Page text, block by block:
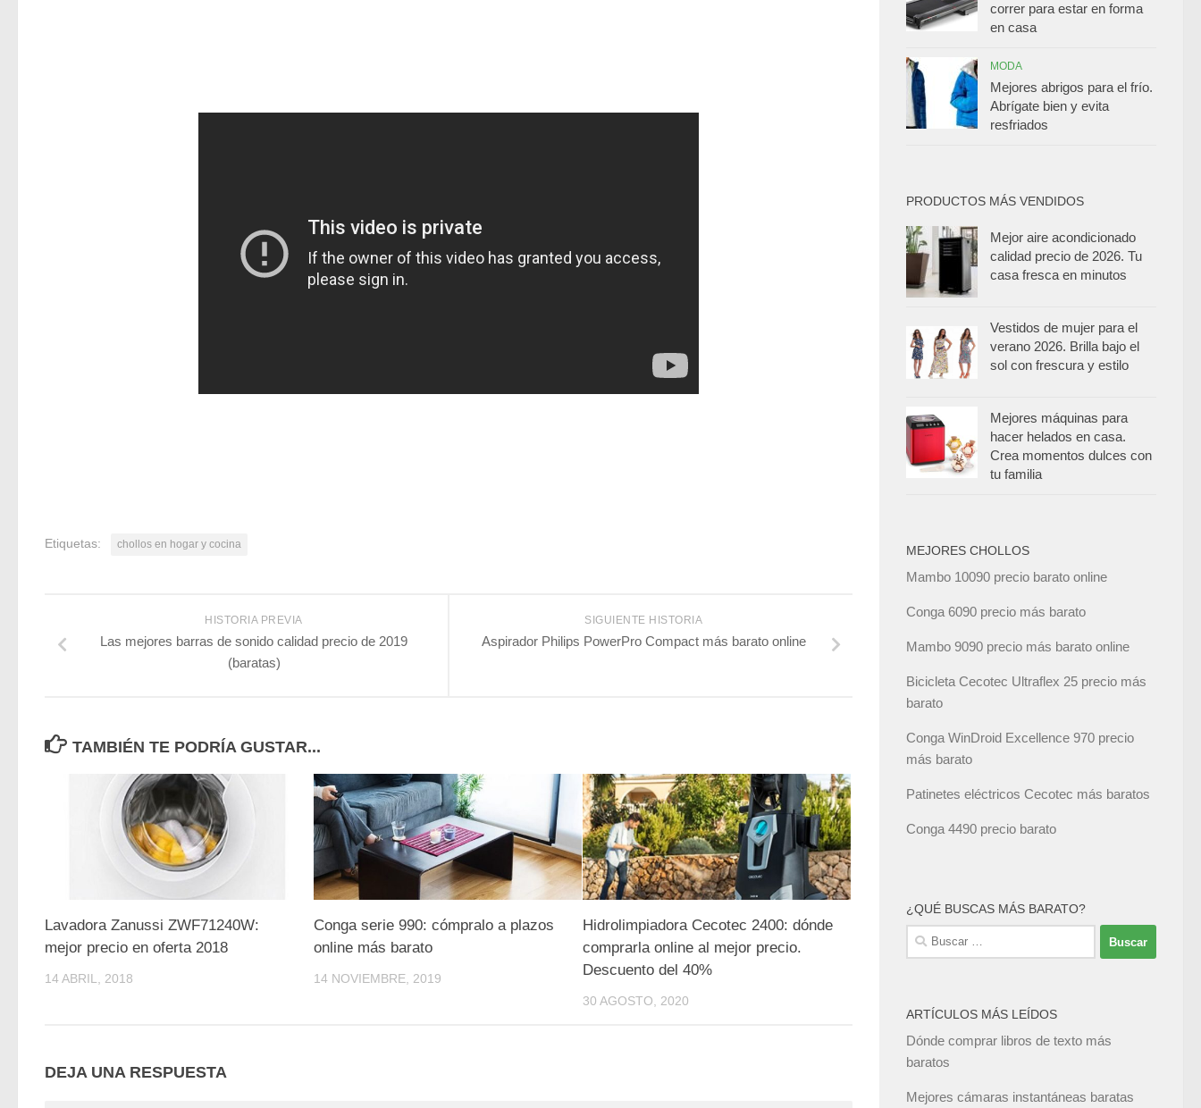
Etiquetas: chollos en hogar y cocina
SIGUIENTE HISTORIA
Aspirador Philips PowerPro Compact más barato online
HISTORIA PREVIA
Las mejores barras de sonido calidad precio de 2019
(baratas)
TAMBIÉN TE PODRÍA GUSTAR...
Lavadora Zanussi ZWF71240W:
mejor precio en oferta 2018
14 ABRIL, 2018
Conga serie 990: cómpralo a plazos
online más barato
14 NOVIEMBRE, 2019
Hidrolimpiadora Cecotec 2400: dónde
comprarla online al mejor precio.
Descuento del 40%
30 AGOSTO, 2020
DEJA UNA RESPUESTA
correr para estar en forma
en casa
MODA
Mejores abrigos para el frío.
Abrígate bien y evita
resfriados
PRODUCTOS MÁS VENDIDOS
Mejor aire acondicionado
calidad precio de 2026. Tu
casa fresca en minutos
Vestidos de mujer para el
verano 2026. Brilla bajo el
sol con frescura y estilo
Mejores máquinas para
hacer helados en casa.
Crea momentos dulces con
tu familia
MEJORES CHOLLOS
Mambo 10090 precio barato online
Conga 6090 precio más barato
Mambo 9090 precio más barato online
Bicicleta Cecotec Ultraflex 25 precio más
barato
Conga WinDroid Excellence 970 precio
más barato
Patinetes eléctricos Cecotec más baratos
Conga 4490 precio barato
¿QUÉ BUSCAS MÁS BARATO?
Buscar:
ARTÍCULOS MÁS LEÍDOS
Dónde comprar libros de texto más
baratos
Mejores cámaras instantáneas baratas